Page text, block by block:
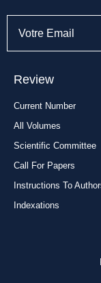
Review
Current Number
All Volumes
Scientific Committee
Call For Papers
Instructions To
Indexations